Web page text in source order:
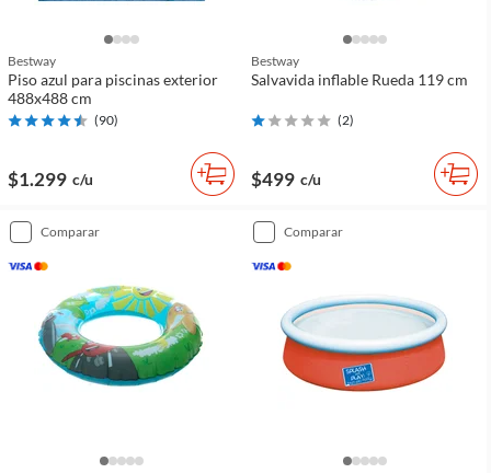
Bestway
Piso azul para piscinas exterior
488x488 cm
(90)
$1.299 c/u
Bestway
Salvavida inflable Rueda 119 cm
(2)
$499 c/u
comparar comparar